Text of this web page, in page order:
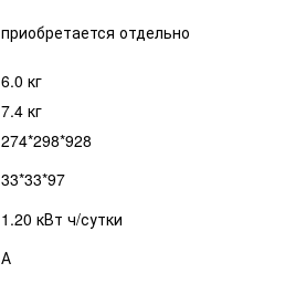
приобретается отдельно
6.0 кг
7.4 кг
274*298*928
33*33*97
1.20 кВт ч/сутки
А